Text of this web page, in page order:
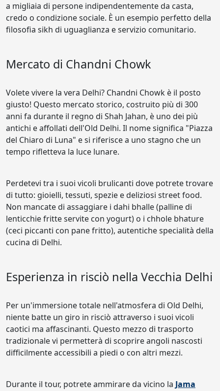
a migliaia di persone indipendentemente da casta,
credo o condizione sociale. È un esempio perfetto della
filosofia sikh di uguaglianza e servizio comunitario.
Mercato di Chandni Chowk
Volete vivere la vera Delhi? Chandni Chowk è il posto
giusto! Questo mercato storico, costruito più di 300
anni fa durante il regno di Shah Jahan, è uno dei più
antichi e affollati dell'Old Delhi. Il nome significa "Piazza
del Chiaro di Luna" e si riferisce a uno stagno che un
tempo rifletteva la luce lunare.
Perdetevi tra i suoi vicoli brulicanti dove potrete trovare
di tutto: gioielli, tessuti, spezie e deliziosi street food.
Non mancate di assaggiare i dahi bhalle (palline di
lenticchie fritte servite con yogurt) o i chhole bhature
(ceci piccanti con pane fritto), autentiche specialità della
cucina di Delhi.
Esperienza in risciò nella Vecchia Delhi
Per un'immersione totale nell'atmosfera di Old Delhi,
niente batte un giro in risciò attraverso i suoi vicoli
caotici ma affascinanti. Questo mezzo di trasporto
tradizionale vi permetterà di scoprire angoli nascosti
difficilmente accessibili a piedi o con altri mezzi.
Durante il tour, potrete ammirare da vicino la Jama